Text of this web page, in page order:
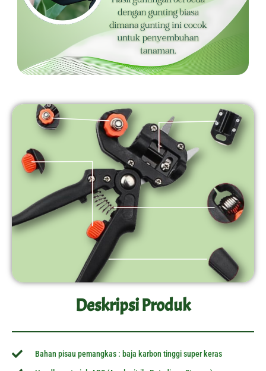
Deskripsi Produk
Bahan pisau pemangkas : baja karbon tinggi super keras